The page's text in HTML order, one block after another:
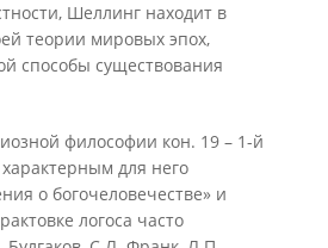
Шеллинг находит в
теории мировых эпох,
способы существования
философии кон. 19 – 1-й
для него
о богочеловечестве» и
логоса часто